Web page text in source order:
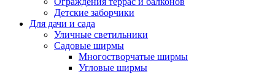
Детские заборчики
Для дачи и сада
Уличные светильники
Садовые ширмы
Многостворчатые ширмы
Угловые ширмы